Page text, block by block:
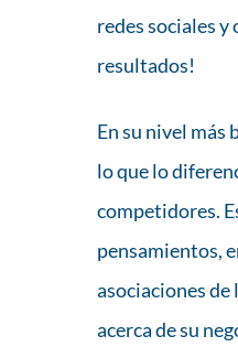
redes socialesy
resultados!
En su nivel más
lo que lo
competidores.
pensamientos,
asociaciones de
acerca de su